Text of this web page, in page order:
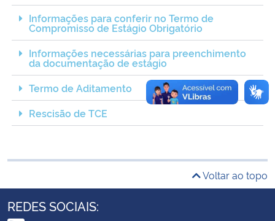
Controladoria-Geral da União
Ministério da Mulher, da Família e dos Direitos Humanos
Secretaria-Geral
Advocacia-Geral da União
Informações para conferir no Termo de
Compromisso de Estágio Obrigatório
Informações necessárias para preenchimento
da documentação de estágio
Termo de Aditamento
Rescisão de TCE
Voltar ao topo
REDES SOCIAIS: